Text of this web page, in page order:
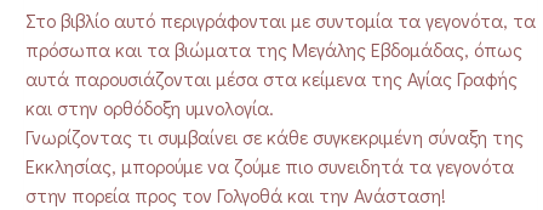
Στο βιβλίο αυτό περιγράφονται με συ­ντομία τα γεγονότα, τα
πρόσωπα και τα βιώματα της Μεγάλης Εβδομάδας, όπως
αυτά παρουσιάζονται μέσα στα κείμενα της Αγίας Γραφής
και στην ορθόδοξη υμνολογία.
Γνωρίζοντας τι συμβαίνει σε κάθε συγκεκριμένη σύναξη της
Εκκλησίας, μπορούμε να ζούμε πιο συνειδητά τα γεγονότα
στην πορεία προς τον Γολγοθά και την Ανάσταση!